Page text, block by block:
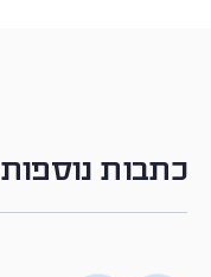
כתבות נוספות